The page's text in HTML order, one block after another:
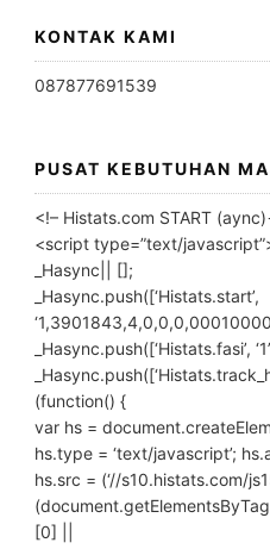
KONTAK KAMI
087877691539
PUSAT KEBUTUHAN
<!– Histats.com START
<script type=”text/
_Hasync|| [];
_Hasync.push([‘Histats.start’,
_Hasync.push([‘Histats.fasi’,
(function() {
var hs =
hs.type = ‘text/javascript’;
hs.src = (‘//s10.histats.com/
[0] ||